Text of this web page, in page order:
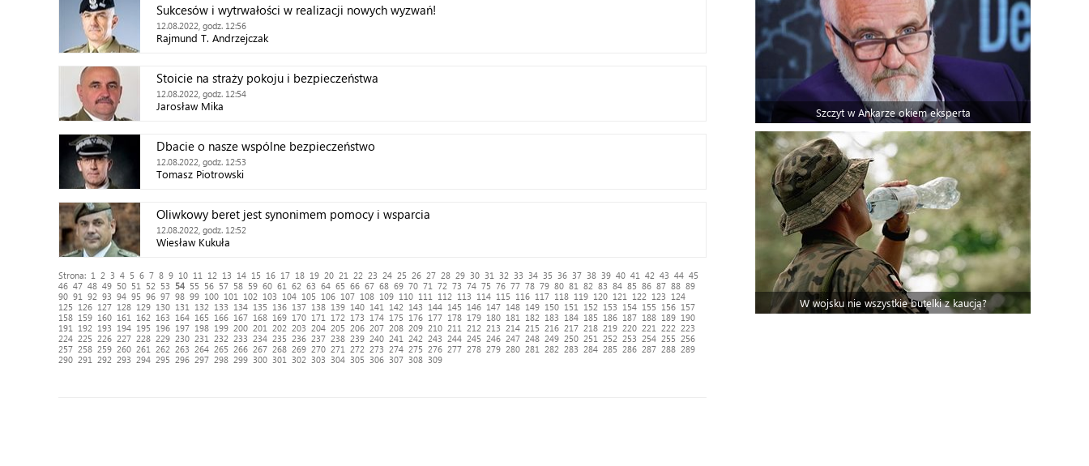
Sukcesów i wytrwałości w realizacji nowych wyzwań!
12.08.2022, godz. 12:56
Rajmund T. Andrzejczak
Stoicie na straży pokoju i bezpieczeństwa
12.08.2022, godz. 12:54
Jarosław Mika
Dbacie o nasze wspólne bezpieczeństwo
12.08.2022, godz. 12:53
Tomasz Piotrowski
Oliwkowy beret jest synonimem pomocy i wsparcia
12.08.2022, godz. 12:52
Wiesław Kukuła
Strona: 1 2 3 4 5 6 7 8 9 10 11 12 13 14 15 16 17 18 19 20 21 22 23 24 25 26 27 28 29 30 31 32 33 34 35 36 37 38 39 40 41 42 43 44 45
46 47 48 49 50 51 52 53 54 55 56 57 58 59 60 61 62 63 64 65 66 67 68 69 70 71 72 73 74 75 76 77 78 79 80 81 82 83 84 85 86 87 88 89
90 91 92 93 94 95 96 97 98 99 100 101 102 103 104 105 106 107 108 109 110 111 112 113 114 115 116 117 118 119 120 121 122 123
124
125
126 127 128 129 130 131 132 133 134 135 136 137 138 139 140 141 142 143 144 145 146 147 148 149 150 151 152 153 154 155 156 157
158 159 160 161 162 163 164 165 166 167 168 169 170 171 172 173 174 175 176 177 178 179 180 181 182 183 184 185 186 187 188 189 190
191
192 193 194 195 196 197 198 199 200 201 202 203 204 205 206 207 208 209 210 211 212 213 214 215 216 217 218 219 220 221 222
223
224 225 226 227 228 229 230 231 232 233 234 235 236 237 238 239 240 241 242 243 244 245 246 247 248 249 250 251 252 253 254 255
256
257 258 259 260 261 262 263 264 265 266 267 268 269 270 271 272 273 274 275 276 277 278 279 280 281 282 283 284 285 286 287 288 289
290 291 292 293 294 295 296 297 298 299 300 301 302 303 304 305 306 307 308 309
Szczyt w Ankarze okiem eksperta
W wojsku nie wszystkie butelki z kaucją?